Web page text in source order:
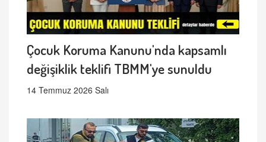
Çocuk Koruma Kanunu'nda kapsamlı
değişiklik teklifi TBMM'ye sunuldu
14 Temmuz 2026 Salı